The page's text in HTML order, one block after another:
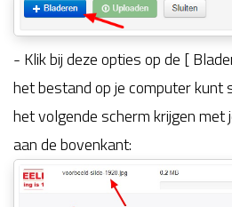
- Klik bij deze opties op de [
het bestand op je computer kunt
het volgende scherm krijgen met
aan de bovenkant: